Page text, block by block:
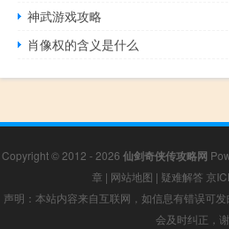
神武游戏攻略
肖像权的含义是什么
Copyright © 2012 - 2026 仙剑奇侠传攻略网
章 | 网站地图 | 疑难解答 京
声明：本站内容来自互联网，如信息有错误可
会及时纠正，